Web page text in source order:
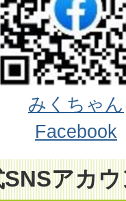
みくちゃん
Facebook
アカ